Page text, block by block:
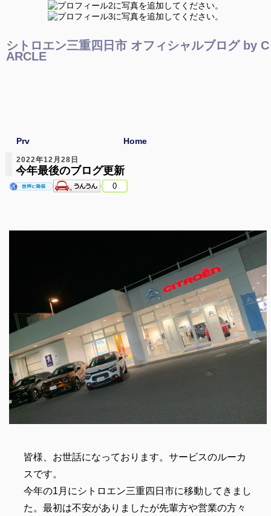
シトロエン三重四日市 オフィシャルブログ by C
ARCLE
Prv Home
2022年12月28日
今年最後のブログ更新
0
皆様、お世話になっております。サービスのルーカ
スです。
今年の1月にシトロエン三重四日市に移動してきまし
た。最初は不安がありましたが先輩方や営業の方々